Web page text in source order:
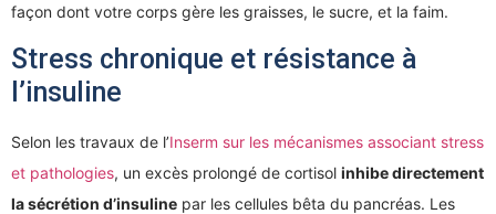
façon dont votre corps gère les graisses, le sucre, et la faim.
Stress chronique et résistance à
l’insuline
Selon les travaux de l’Inserm sur les mécanismes associant stress
et pathologies, un excès prolongé de cortisol inhibe directement
la sécrétion d’insuline par les cellules bêta du pancréas. Les